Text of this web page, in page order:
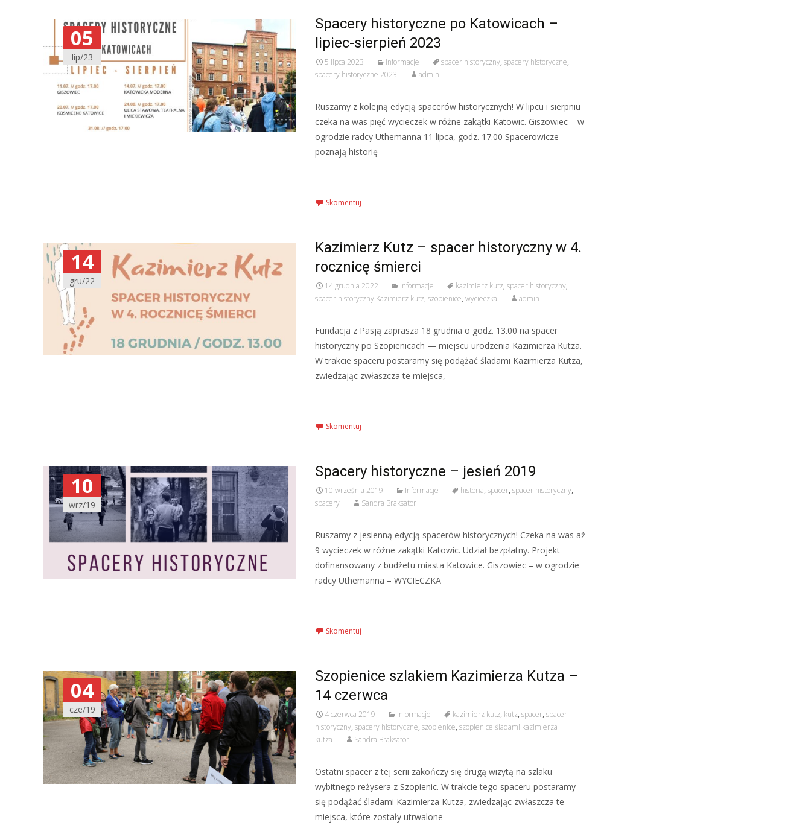
05
lip/23
Spacery historyczne po Katowicach –
lipiec-sierpień 2023
5 lipca 2023 Informacje spacer historyczny, spacery historyczne,
spacery historyczne 2023
admin
Ruszamy z kolejną edycją spacerów historycznych! W lipcu i sierpniu
czeka na was pięć wycieczek w różne zakątki Katowic. Giszowiec – w
ogrodzie radcy Uthemanna 11 lipca, godz. 17.00 Spacerowicze
poznają historię
Skomentuj
14
gru/22
Kazimierz Kutz – spacer historyczny w 4.
rocznicę śmierci
14 grudnia 2022 Informacje kazimierz kutz, spacer historyczny,
spacer historyczny Kazimierz kutz, szopienice, wycieczka admin
Fundacja z Pasją zaprasza 18 grudnia o godz. 13.00 na spacer
historyczny po Szopienicach — miejscu urodzenia Kazimierza Kutza.
W trakcie spaceru postaramy się podążać śladami Kazimierza Kutza,
zwiedzając zwłaszcza te miejsca,
Skomentuj
10
wrz/19
Spacery historyczne – jesień 2019
10 września 2019 Informacje historia, spacer, spacer historyczny,
spacery
Sandra Braksator
Ruszamy z jesienną edycją spacerów historycznych! Czeka na was aż
9 wycieczek w różne zakątki Katowic. Udział bezpłatny. Projekt
dofinansowany z budżetu miasta Katowice. Giszowiec – w ogrodzie
radcy Uthemanna – WYCIECZKA
Skomentuj
04
cze/19
Szopienice szlakiem Kazimierza Kutza –
14 czerwca
4 czerwca 2019 Informacje kazimierz kutz, kutz, spacer, spacer
historyczny, spacery historyczne, szopienice, szopienice śladami kazimierza
kutza
Sandra Braksator
Ostatni spacer z tej serii zakończy się drugą wizytą na szlaku
wybitnego reżysera z Szopienic. W trakcie tego spaceru postaramy
się podążać śladami Kazimierza Kutza, zwiedzając zwłaszcza te
miejsca, które zostały utrwalone